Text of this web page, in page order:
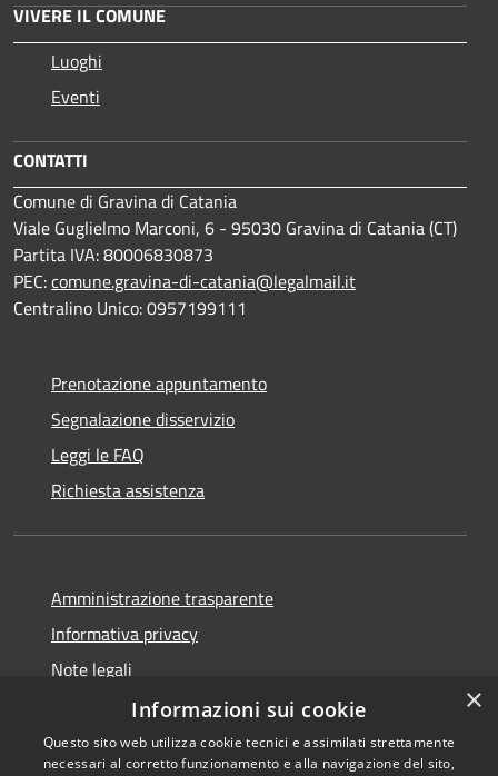
VIVERE IL COMUNE
Luoghi
Eventi
CONTATTI
Comune di Gravina di Catania
Viale Guglielmo Marconi, 6 - 95030 Gravina di Catania (CT)
Partita IVA: 80006830873
PEC:comune.gravina-di-catania@legalmail.it
Centralino Unico: 0957199111
Prenotazione appuntamento
Segnalazione disservizio
Leggi le FAQ
Richiesta assistenza
Amministrazione trasparente
Informativa privacy
Note legali
Dichiarazione di accessibilità
×
Informazioni sui cookie
Questo sito web utilizza cookie tecnici e assimilati strettamente
necessari al corretto funzionamento e alla navigazione del sito,